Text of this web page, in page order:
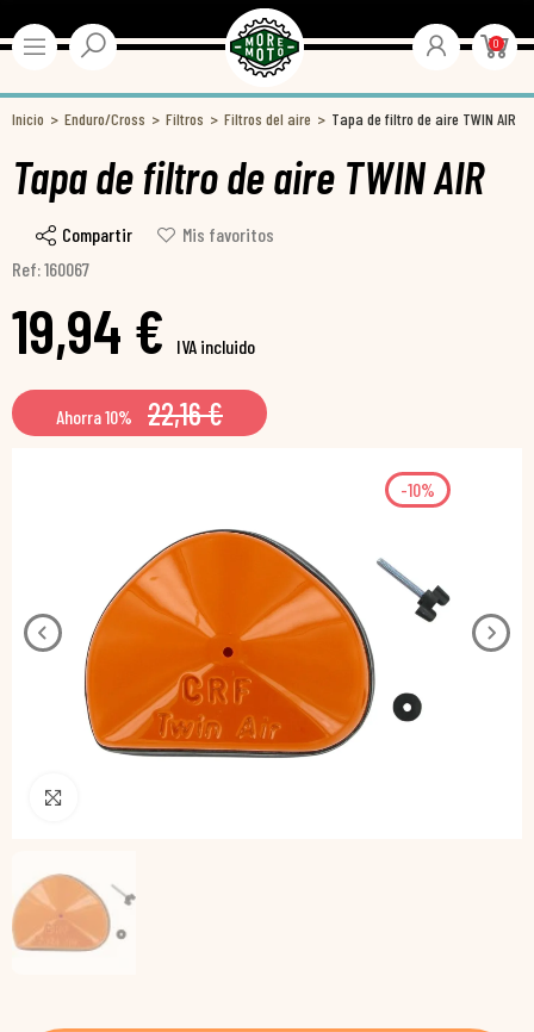
0
Inicio Enduro/Cross Filtros Filtros del aire Tapa de filtro de aire TWIN AIR
Tapa de filtro de aire TWIN AIR
Compartir
Mis favoritos
Ref: 160067
19,94 € IVA incluido
Ahorra 10% 22,16 €
-10%